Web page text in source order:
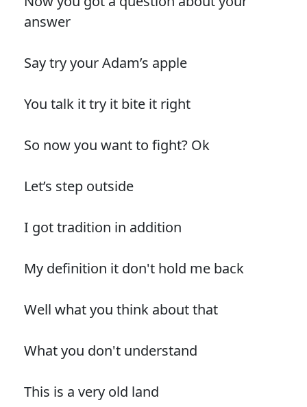
answer
Say try your Adam’s apple
You talk it try it bite it right
So now you want to fight? Ok
Let’s step outside
I got tradition in addition
My definition it don't hold me back
Well what you think about that
What you don't understand
This is a very old land